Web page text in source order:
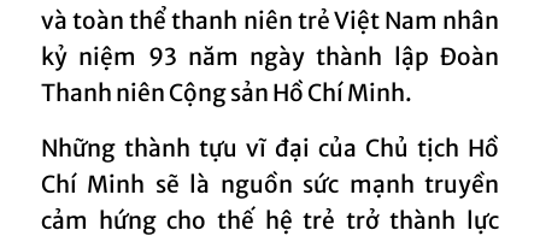
và toàn thể thanh niên trẻ Việt Nam nhân
kỷ niệm 93 năm ngày thành lập Đoàn
Thanh niên Cộng sản Hồ Chí Minh.
Những thành tựu vĩ đại của Chủ tịch Hồ
Chí Minh sẽ là nguồn sức mạnh truyền
cảm hứng cho thế hệ trẻ trở thành lực